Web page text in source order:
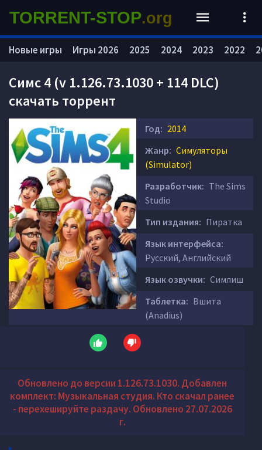
Симс 4 (v 1.126.73.1030 + 114 DLC)
скачать торрент
Год: 2014
Жанр: Симуляторы
(Simulator)
Разработчик: The Sims
Studio
Тип издания: Пиратка
Язык интерфейса:
Русский, Английский
Язык озвучки: Симлиш
Таблетка: Вшита
(Anadius)
Обновлено до версии 1.126.73.1030. Добавлен
комплект: Музыкальная студия. Кто скачал ранее
- перехешируйте раздачу. Обновлено 27.07.2026
г.
Новые игры Игры 2026 2025 2024 2023 2022
TORRENT-STOP.org